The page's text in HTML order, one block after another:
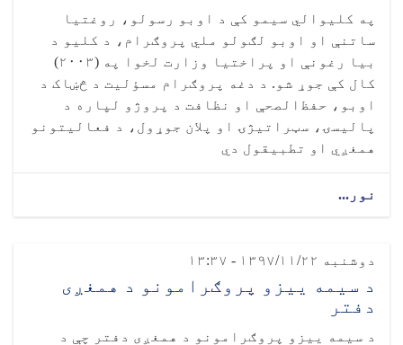
په کلیوالي سیمو کې د اوبو رسولو، روغتیا
ساتنې او اوبو لګولو ملي پروګرام، د کلیو د
بیا رغونې او پراختیا وزارت لخوا په (۲۰۰۳)
کال کې جوړ شو. د دغه پروګرام مسؤلیت د څښاک د
اوبو، حفظ‌الصحې او نظافت د پروژو لپاره د
پالیسۍ، سټراتیژۍ او پلان جوړول، د فعالیتونو
همغږي او تطبیقول دي
نور...
دوشنبه ۱۳۹۷/۱۱/۲۲ - ۱۳:۳۷
د سیمه ییزو پروګرامونو د همغږی
دفتر
د سیمه ییزو پروګرامونو د همغږی دفتر چې د